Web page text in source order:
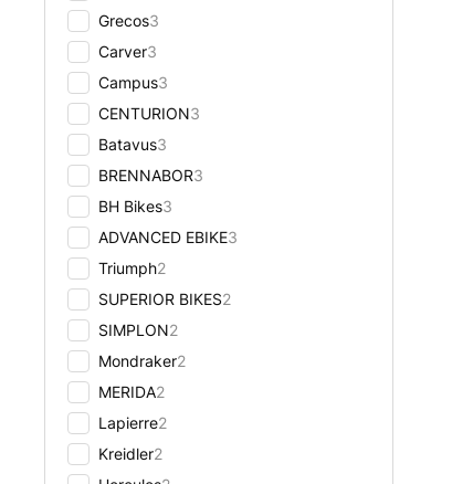
Grecos3
Carver3
Campus3
CENTURION3
Batavus3
BRENNABOR3
BH Bikes3
ADVANCED EBIKE3
Triumph2
SUPERIOR BIKES2
SIMPLON2
Mondraker2
MERIDA2
Lapierre2
Kreidler2